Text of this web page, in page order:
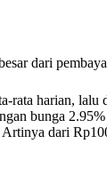
dari
rata harian,
bunga
dari